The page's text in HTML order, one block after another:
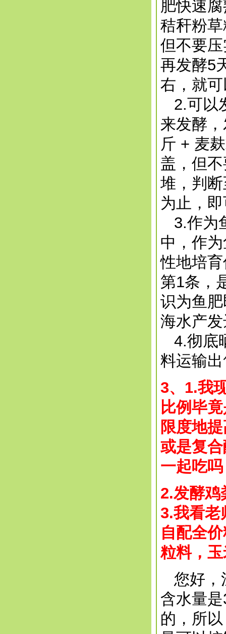
肥快速
秸秆粉
但不要
再发酵5
右，就
2.可以
来发酵
斤 + 麦
盖，但
堆，判
为止，
3.作为
中，作
性地培
第1条，
识为鱼
海水产
4.彻底
料运输
3、1.我
比例毕
限度地
或是复
一起吃
2.发酵鸡
3.我看老
自配全
粒料，
您好，
含水量
的，所